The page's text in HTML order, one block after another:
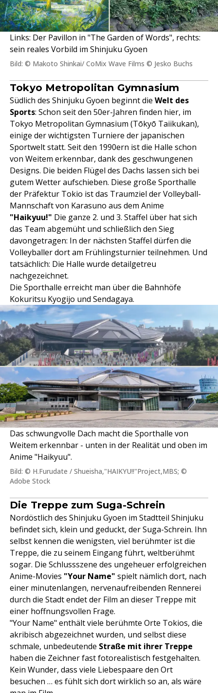
Links: Der Pavillon in "The Garden of Words", rechts:
sein reales Vorbild im Shinjuku Gyoen
Bild: © Makoto Shinkai/ CoMix Wave Films © Jesko Buchs
Tokyo Metropolitan Gymnasium
Südlich des Shinjuku Gyoen beginnt die Welt des
Sports: Schon seit den 50er-Jahren finden hier, im
Tokyo Metropolitan Gymnasium (Tōkyō Taiikukan),
einige der wichtigsten Turniere der japanischen
Sportwelt statt. Seit den 1990ern ist die Halle schon
von Weitem erkennbar, dank des geschwungenen
Designs. Die beiden Flügel des Dachs lassen sich bei
gutem Wetter aufschieben. Diese große Sporthalle
der Präfektur Tokio ist das Traumziel der Volleyball-
Mannschaft von Karasuno aus dem Anime
"Haikyuu!" Die ganze 2. und 3. Staffel über hat sich
das Team abgemüht und schließlich den Sieg
davongetragen: In der nächsten Staffel dürfen die
Volleyballer dort am Frühlingsturnier teilnehmen. Und
tatsächlich: Die Halle wurde detailgetreu
nachgezeichnet.
Die Sporthalle erreicht man über die Bahnhöfe
Kokuritsu Kyogijo und Sendagaya.
Das schwungvolle Dach macht die Sporthalle von
Weitem erkennbar - unten in der Realität und oben im
Anime "Haikyuu".
Bild: © H.Furudate / Shueisha,"HAIKYU!!"Project,MBS; ©
Adobe Stock
Die Treppe zum Suga-Schrein
Nordöstlich des Shinjuku Gyoen im Stadtteil Shinjuku
befindet sich, klein und geduckt, der Suga-Schrein. Ihn
selbst kennen die wenigsten, viel berühmter ist die
Treppe, die zu seinem Eingang führt, weltberühmt
sogar. Die Schlussszene des ungeheuer erfolgreichen
Anime-Movies "Your Name" spielt nämlich dort, nach
einer minutenlangen, nervenaufreibenden Rennerei
durch die Stadt endet der Film an dieser Treppe mit
einer hoffnungsvollen Frage.
"Your Name" enthält viele berühmte Orte Tokios, die
akribisch abgezeichnet wurden, und selbst diese
schmale, unbedeutende Straße mit ihrer Treppe
haben die Zeichner fast fotorealistisch festgehalten.
Kein Wunder, dass viele Liebespaare den Ort
besuchen … es fühlt sich dort wirklich so an, als wäre